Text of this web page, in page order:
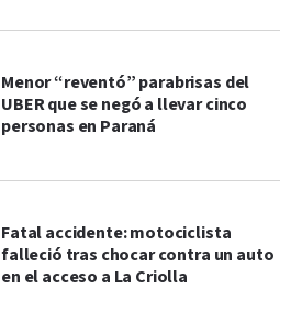
Menor “reventó” parabrisas del
UBER que se negó a llevar cinco
personas en Paraná
Fatal accidente: motociclista
falleció tras chocar contra un auto
en el acceso a La Criolla